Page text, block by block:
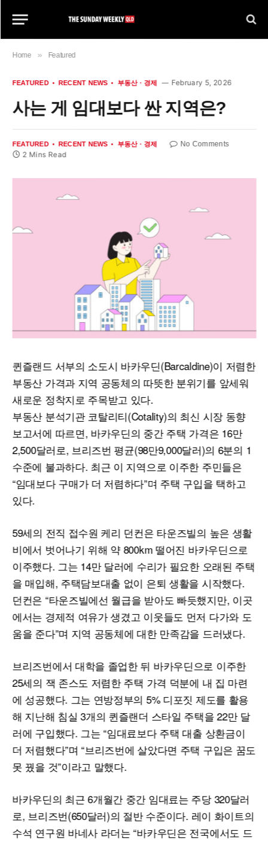
Home » Featured
FEATURED RECENT NEWS 부동산 · 경제 February 5, 2026
사는 게 임대보다 싼 지역은?
FEATURED RECENT NEWS 부동산 · 경제 No Comments
2 Mins Read
퀸즐랜드 서부의 소도시 바카우딘(Barcaldine)이 저렴한
부동산 가격과 지역 공동체의 따뜻한 분위기를 앞세워
새로운 정착지로 주목받고 있다.
부동산 분석기관 코탈리티(Cotality)의 최신 시장 동향
보고서에 따르면, 바카우딘의 중간 주택 가격은 16만
2,500달러로, 브리즈번 평균(98만9,000달러)의 6분의 1
수준에 불과하다. 최근 이 지역으로 이주한 주민들은
“임대보다 구매가 더 저렴하다”며 주택 구입을 택하고
있다.
59세의 전직 접수원 케리 던컨은 타운즈빌의 높은 생활
비에서 벗어나기 위해 약 800km 떨어진 바카우딘으로
이주했다. 그는 14만 달러에 수리가 필요한 오래된 주택
을 매입해, 주택담보대출 없이 은퇴 생활을 시작했다.
던컨은 “타운즈빌에선 월급을 받아도 빠듯했지만, 이곳
에서는 경제적 여유가 생겼고 이웃들도 먼저 다가와 도
움을 준다”며 지역 공동체에 대한 만족감을 드러냈다.
브리즈번에서 대학을 졸업한 뒤 바카우딘으로 이주한
25세의 잭 존스도 저렴한 주택 가격 덕분에 내 집 마련
에 성공했다. 그는 연방정부의 5% 디포짓 제도를 활용
해 지난해 침실 3개의 퀸즐랜더 스타일 주택을 22만 달
러에 구입했다. 그는 “임대료보다 주택 대출 상환금이
더 저렴했다”며 “브리즈번에 살았다면 주택 구입은 꿈도
못 꿨을 것”이라고 말했다.
바카우딘의 최근 6개월간 중간 임대료는 주당 320달러
로, 브리즈번(650달러)의 절반 수준이다. 레이 화이트의
수석 연구원 바네사 라더는 “바카우딘은 전국에서도 드